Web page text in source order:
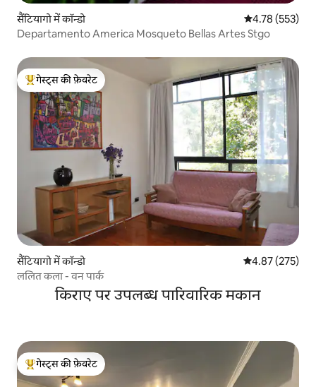
सैंटियागो में कॉन्डो औसत रेटिंग 5 में से
4.78 (553)
Departamento America Mosqueto Bellas Artes Stgo
गेस्ट्स का टॉप फ़ेवरेट
गेस्ट्स की फ़ेवरेट
सैंटियागो में कॉन्डो औसत रेटिंग 5 में से
4.87 (275)
ललित कला - वन पार्क
किराए पर उपलब्ध पारिवारिक मकान
गेस्ट्स का टॉप फ़ेवरेट
गेस्ट्स की फ़ेवरेट